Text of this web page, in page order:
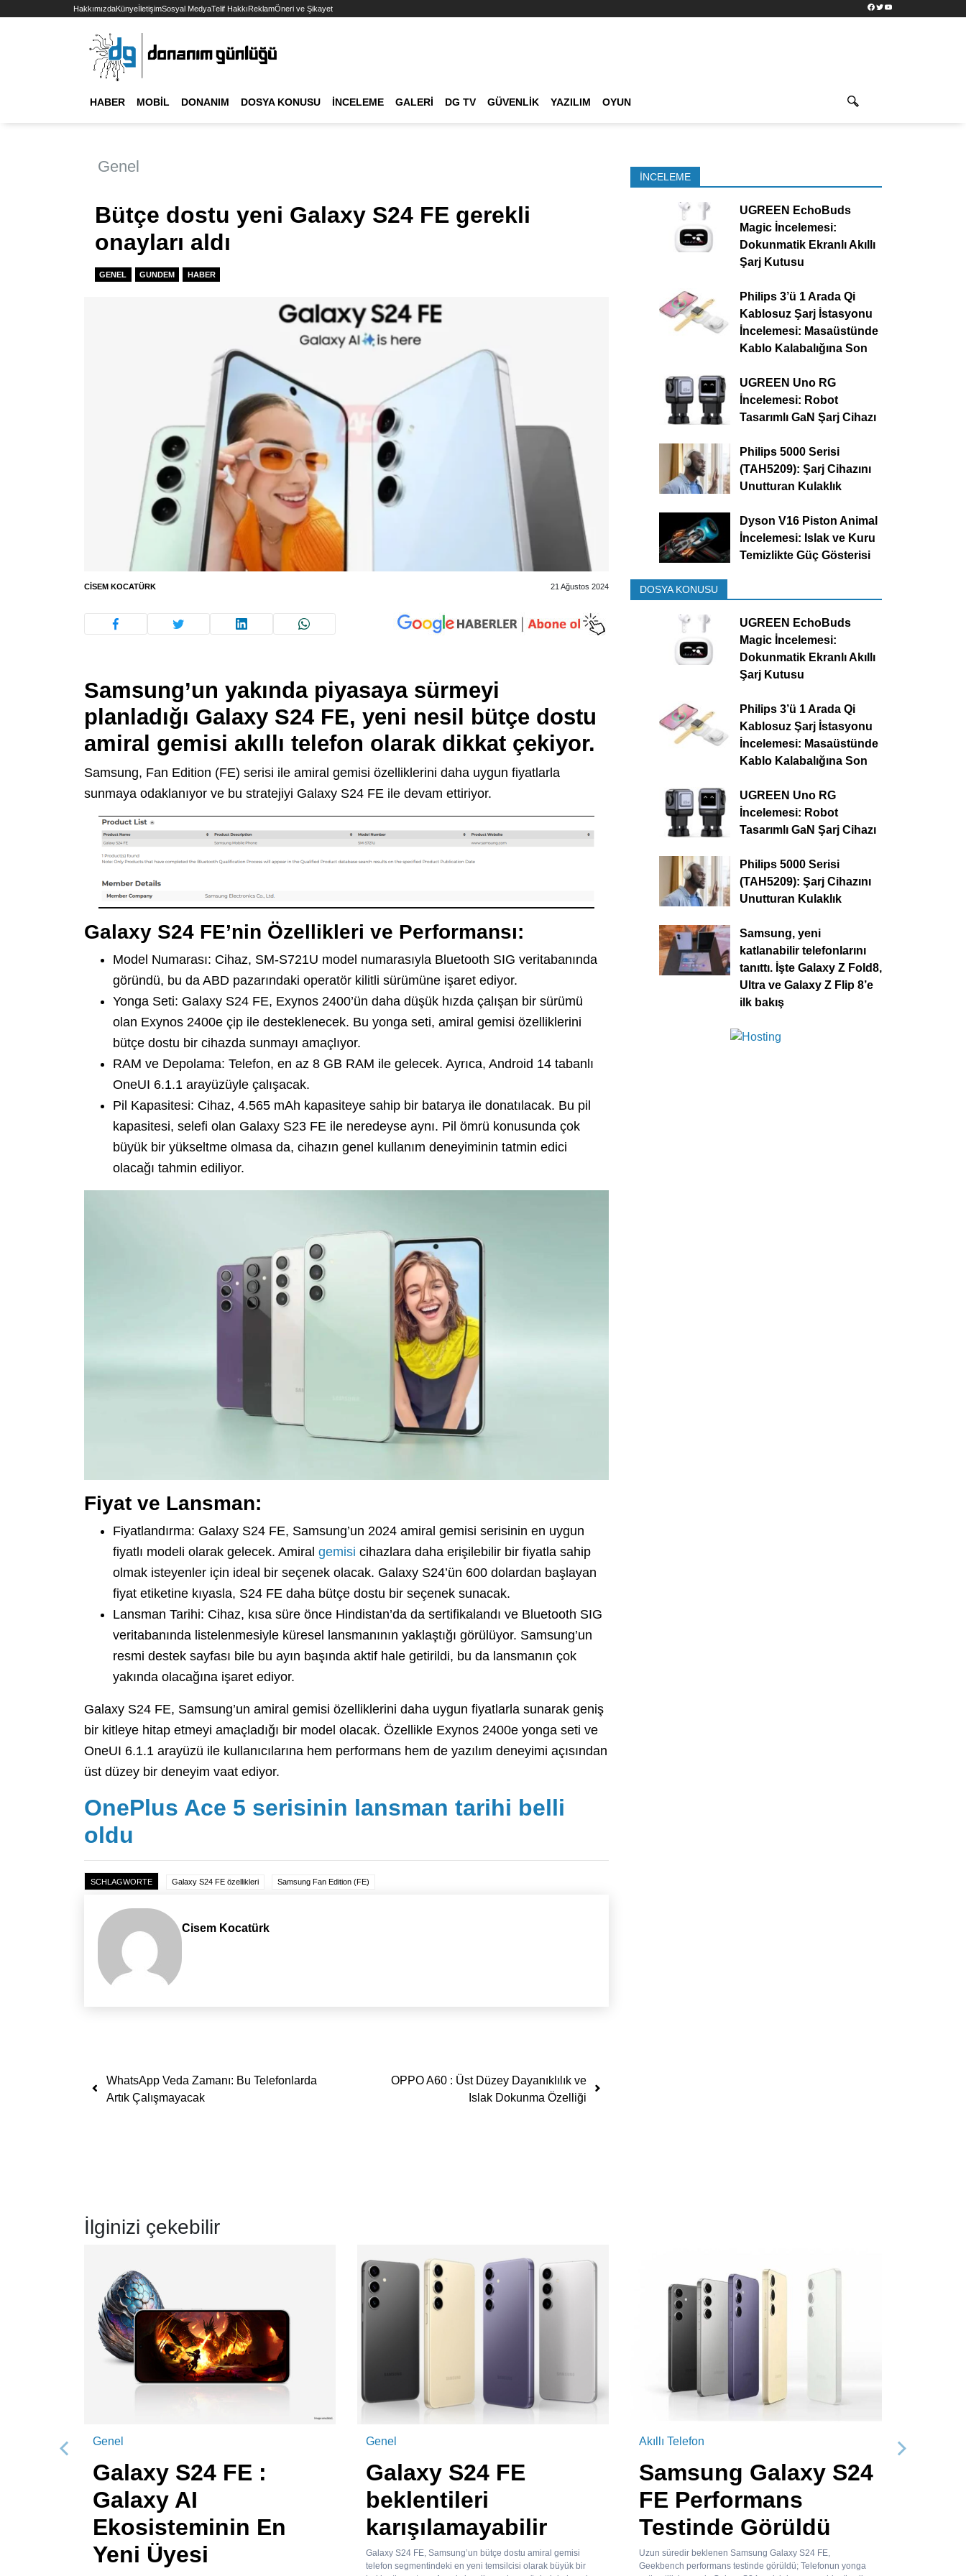
HakkımızdaKünyeİletişimSosyal MedyaTelif HakkıReklamÖneri ve Şikayet Facebook
TwitterYouTube
HABER MOBIL DONANIM DOSYA KONUSU İNCELEME GALERI DG TV GÜVENLIK YAZILIM OYUN
Genel
Bütçe dostu yeni Galaxy S24 FE gerekli
onayları aldı
GENEL GUNDEM HABER
CISEM KOCATÜRK 21 Ağustos 2024
Samsung’un yakında piyasaya sürmeyi
planladığı Galaxy S24 FE, yeni nesil bütçe dostu
amiral gemisi akıllı telefon olarak dikkat çekiyor.
Samsung, Fan Edition (FE) serisi ile amiral gemisi özelliklerini daha uygun fiyatlarla
sunmaya odaklanıyor ve bu stratejiyi Galaxy S24 FE ile devam ettiriyor.
Galaxy S24 FE’nin Özellikleri ve Performansı:
Model Numarası: Cihaz, SM-S721U model numarasıyla Bluetooth SIG veritabanında
göründü, bu da ABD pazarındaki operatör kilitli sürümüne işaret ediyor.
Yonga Seti: Galaxy S24 FE, Exynos 2400’ün daha düşük hızda çalışan bir sürümü
olan Exynos 2400e çip ile desteklenecek. Bu yonga seti, amiral gemisi özelliklerini
bütçe dostu bir cihazda sunmayı amaçlıyor.
RAM ve Depolama: Telefon, en az 8 GB RAM ile gelecek. Ayrıca, Android 14 tabanlı
OneUI 6.1.1 arayüzüyle çalışacak.
Pil Kapasitesi: Cihaz, 4.565 mAh kapasiteye sahip bir batarya ile donatılacak. Bu pil
kapasitesi, selefi olan Galaxy S23 FE ile neredeyse aynı. Pil ömrü konusunda çok
büyük bir yükseltme olmasa da, cihazın genel kullanım deneyiminin tatmin edici
olacağı tahmin ediliyor.
Fiyat ve Lansman:
Fiyatlandırma: Galaxy S24 FE, Samsung’un 2024 amiral gemisi serisinin en uygun
fiyatlı modeli olarak gelecek. Amiral gemisi cihazlara daha erişilebilir bir fiyatla sahip
olmak isteyenler için ideal bir seçenek olacak. Galaxy S24’ün 600 dolardan başlayan
fiyat etiketine kıyasla, S24 FE daha bütçe dostu bir seçenek sunacak.
Lansman Tarihi: Cihaz, kısa süre önce Hindistan’da da sertifikalandı ve Bluetooth SIG
veritabanında listelenmesiyle küresel lansmanının yaklaştığı görülüyor. Samsung’un
resmi destek sayfası bile bu ayın başında aktif hale getirildi, bu da lansmanın çok
yakında olacağına işaret ediyor.
Galaxy S24 FE, Samsung’un amiral gemisi özelliklerini daha uygun fiyatlarla sunarak geniş
bir kitleye hitap etmeyi amaçladığı bir model olacak. Özellikle Exynos 2400e yonga seti ve
OneUI 6.1.1 arayüzü ile kullanıcılarına hem performans hem de yazılım deneyimi açısından
üst düzey bir deneyim vaat ediyor.
OnePlus Ace 5 serisinin lansman tarihi belli
oldu
SCHLAGWORTE Galaxy S24 FE özellikleri Samsung Fan Edition (FE)
Cisem Kocatürk
Yazı dolaşımı
WhatsApp Veda Zamanı: Bu Telefonlarda
Artık Çalışmayacak
OPPO A60 : Üst Düzey Dayanıklılık ve
Islak Dokunma Özelliği
İNCELEME
UGREEN EchoBuds
Magic İncelemesi:
Dokunmatik Ekranlı Akıllı
Şarj Kutusu
Philips 3’ü 1 Arada Qi
Kablosuz Şarj İstasyonu
İncelemesi: Masaüstünde
Kablo Kalabalığına Son
UGREEN Uno RG
İncelemesi: Robot
Tasarımlı GaN Şarj Cihazı
Philips 5000 Serisi
(TAH5209): Şarj Cihazını
Unutturan Kulaklık
Dyson V16 Piston Animal
İncelemesi: Islak ve Kuru
Temizlikte Güç Gösterisi
DOSYA KONUSU
UGREEN EchoBuds
Magic İncelemesi:
Dokunmatik Ekranlı Akıllı
Şarj Kutusu
Philips 3’ü 1 Arada Qi
Kablosuz Şarj İstasyonu
İncelemesi: Masaüstünde
Kablo Kalabalığına Son
UGREEN Uno RG
İncelemesi: Robot
Tasarımlı GaN Şarj Cihazı
Philips 5000 Serisi
(TAH5209): Şarj Cihazını
Unutturan Kulaklık
Samsung, yeni
katlanabilir telefonlarını
tanıttı. İşte Galaxy Z Fold8,
Ultra ve Galaxy Z Flip 8’e
ilk bakış
İlginizi çekebilir
Genel
Galaxy S24 FE :
Galaxy AI
Ekosisteminin En
Yeni Üyesi
Genel
Galaxy S24 FE
beklentileri
karışılamayabilir
Galaxy S24 FE, Samsung’un bütçe dostu amiral gemisi
telefon segmentindeki en yeni temsilcisi olarak büyük bir
Akıllı Telefon
Samsung Galaxy S24
FE Performans
Testinde Görüldü
Uzun süredir beklenen Samsung Galaxy S24 FE,
Geekbench performans testinde görüldü; Telefonun yonga
Önceki Sonraki